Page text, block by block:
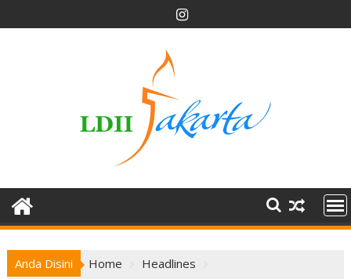
to
Anda Disini Home
Headlines